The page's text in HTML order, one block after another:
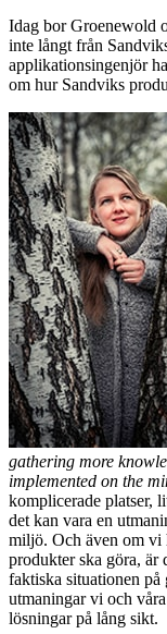
Idag bor Groenewold
inte långt från
applikationsingenjör
om hur Sandviks
gathering more
implemented on the
komplicerade platser,
det kan vara en
miljö. Och även om vi
produkter ska göra, är
faktiska situationen
utmaningar vi och
lösningar på lång sikt.